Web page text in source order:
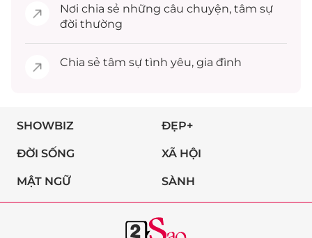
Nơi chia sẻ những câu chuyện, tâm sự
đời thường
Chia sẻ tâm sự tình yêu, gia đình
SHOWBIZ ĐẸP+
ĐỜI SỐNG XÃ HỘI
MẬT NGỮ SÀNH